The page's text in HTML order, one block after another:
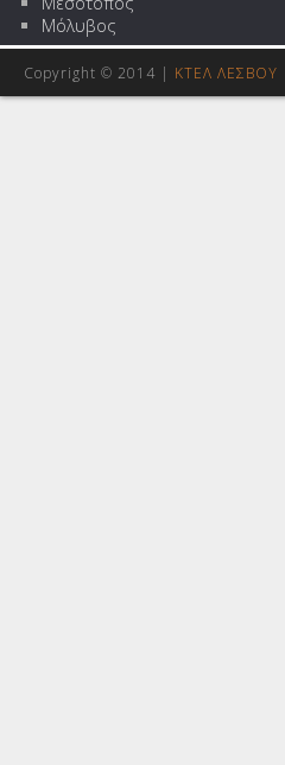
Μόλυβος
Copyright © 2014 | ΚΤΕΛ ΛΕΣΒΟΥ